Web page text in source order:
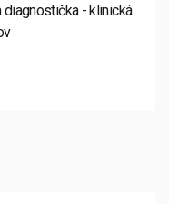
diagnostička - klinická